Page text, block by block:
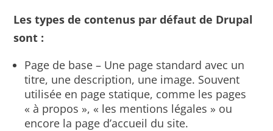
Les types de contenus par défaut de Drupal
sont :
Page de base – Une page standard avec un
titre, une description, une image. Souvent
utilisée en page statique, comme les pages
« à propos », « les mentions légales » ou
encore la page d’accueil du site.